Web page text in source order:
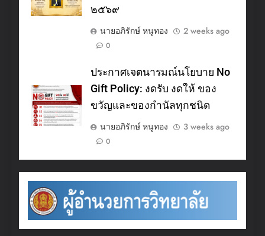
๒๕๖๙
นายอภิรักษ์ หนูทอง
2 weeks ago
0
ประกาศเจตนารมณ์นโยบาย No
Gift Policy: งดรับ งดให้ ของ
ขวัญและของกำนัลทุกชนิด
นายอภิรักษ์ หนูทอง
3 weeks ago
0